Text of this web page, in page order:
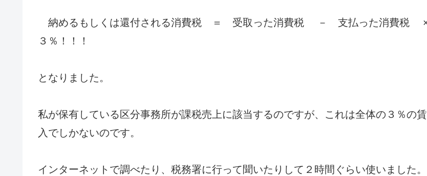
納めるもしくは還付される消費税 ＝ 受取った消費税 － 支払った消費税
３％！！！
となりました。
私が保有している区分事務所が課税売上に該当するのですが、これは全体の３％の
入でしかないのです。
インターネットで調べたり、税務署に行って聞いたりして２時間ぐらい使いました。